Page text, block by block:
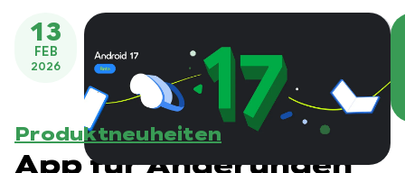
13
FEB
2026
Produktneuheiten
App für Änderungen